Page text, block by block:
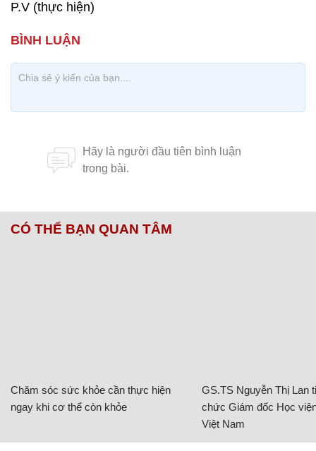
P.V (thực hiện)
CÓ THỂ BẠN QUAN TÂM
Chăm sóc sức khỏe cần thực hiện
ngay khi cơ thể còn khỏe
GS.TS Nguyễn Thị Lan
chức Giám đốc Học
Việt Nam